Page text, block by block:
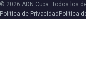
© 2026 ADN Cuba. Todos los
Política de Privacidad Política